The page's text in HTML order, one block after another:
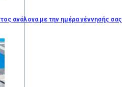
ανάλογα με την ημέρα γέννησής σας